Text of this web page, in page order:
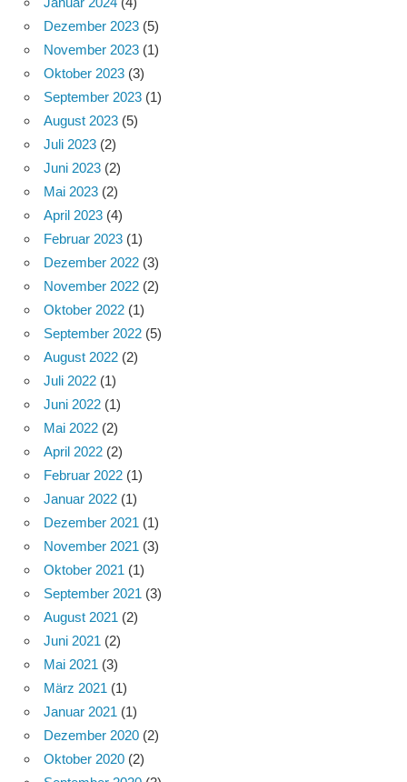
Dezember 2023 (5)
November 2023 (1)
Oktober 2023 (3)
September 2023 (1)
August 2023 (5)
Juli 2023 (2)
Juni 2023 (2)
Mai 2023 (2)
April 2023 (4)
Februar 2023 (1)
Dezember 2022 (3)
November 2022 (2)
Oktober 2022 (1)
September 2022 (5)
August 2022 (2)
Juli 2022 (1)
Juni 2022 (1)
Mai 2022 (2)
April 2022 (2)
Februar 2022 (1)
Januar 2022 (1)
Dezember 2021 (1)
November 2021 (3)
Oktober 2021 (1)
September 2021 (3)
August 2021 (2)
Juni 2021 (2)
Mai 2021 (3)
März 2021 (1)
Januar 2021 (1)
Dezember 2020 (2)
Oktober 2020 (2)